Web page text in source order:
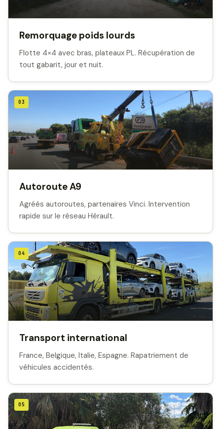
Remorquage poids lourds
Flotte 4×4 avec bras, plateaux PL. Récupération de
tout gabarit, jour et nuit.
03
Autoroute A9
Agréés autoroutes, partenaires Vinci. Intervention
rapide sur le réseau Hérault.
04
Transport international
France, Belgique, Italie, Espagne. Rapatriement de
véhicules accidentés.
05